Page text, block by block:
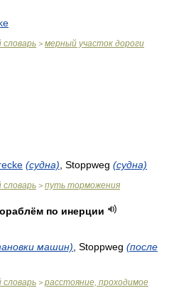
словарь > мерный участок дороги
(судна) , Stoppweg (судна)
словарь > путь торможения
по инерции
машин) , Stoppweg (после
словарь > расстояние, проходимое